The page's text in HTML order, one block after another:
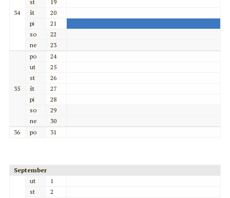
34
st
19
št
20
pi
21
so
22
ne
23
35
po
24
ut
25
st
26
št
27
pi
28
so
29
ne
30
36
po 31
September
ut
1
st
2